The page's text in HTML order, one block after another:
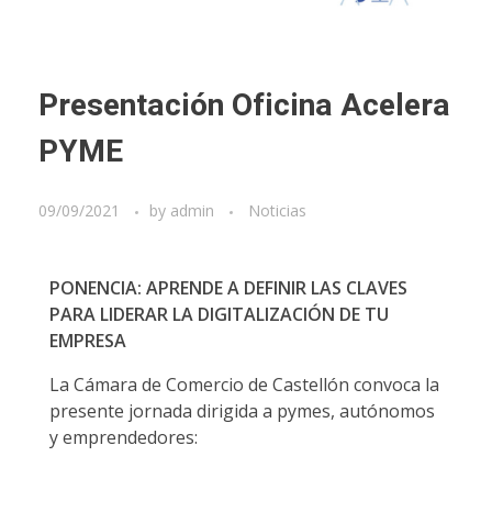
Presentación Oficina Acelera
PYME
09/09/2021 by admin Noticias
PONENCIA: APRENDE A DEFINIR LAS CLAVES
PARA LIDERAR LA DIGITALIZACIÓN DE TU
EMPRESA
La Cámara de Comercio de Castellón convoca la
presente jornada dirigida a pymes, autónomos
y emprendedores: